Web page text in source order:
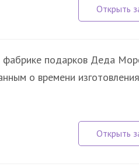
подарков Деда
о времени